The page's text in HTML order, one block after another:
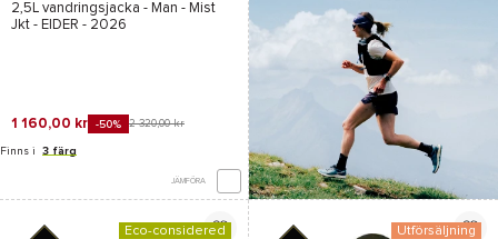
2,5L vandringsjacka - Man - Mist
Jkt - EIDER - 2026
1 160,00 kr -50% 2 320,00 kr
Finns i 3 färg
JÄMFÖRA
Eco-considered Utförsäljning